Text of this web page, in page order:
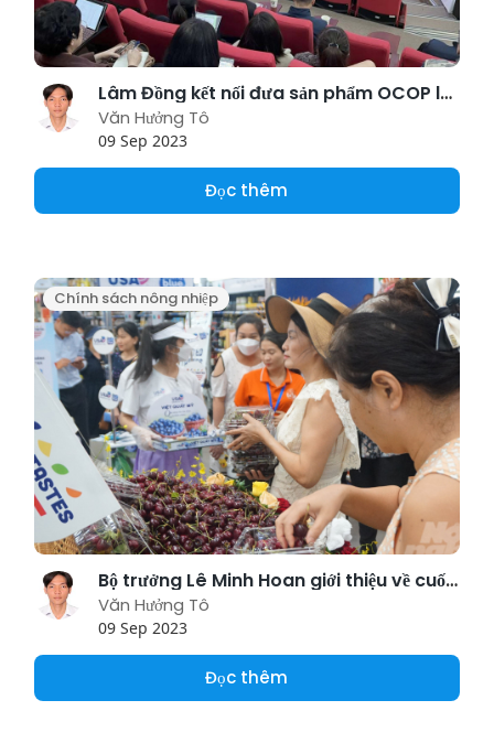
Lâm Đồng kết nối đưa sản phẩm OCOP lên sàn thương mại điện tử
Văn Hưởng Tô
09 Sep 2023
Đọc thêm
Chính sách nông nhiệp
Bộ trưởng Lê Minh Hoan giới thiệu về cuốn sách 'Những ngày cuối của dòng Mekong hùng vĩ' với cán bộ, nhà khoa
Văn Hưởng Tô
09 Sep 2023
Đọc thêm